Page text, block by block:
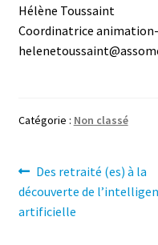
Hélène Toussaint
Coordinatrice
Catégorie : Non classé
Navigation
de
Article
précédent :
Des retraité (es) à la
découverte de
artificielle